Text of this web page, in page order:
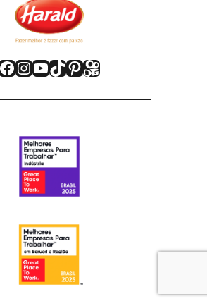
Instagram
Youtube
TikTok
Pinterest
Kwai